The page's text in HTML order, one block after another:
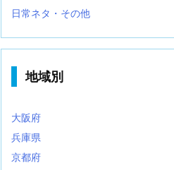
日常ネタ・その他
地域別
大阪府
兵庫県
京都府